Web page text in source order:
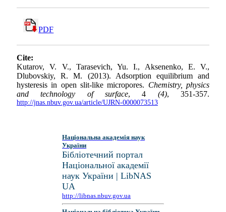
PDF
Cite:
Kutarov, V. V., Tarasevich, Yu. I., Aksenenko, E. V.,
Dlubovskiy, R. M. (2013). Adsorption equilibrium and
hysteresis in open slit-like micropores. Chemistry, physics
and technology of surface, 4 (4), 351-357.
http://jnas.nbuv.gov.ua/article/UJRN-0000073513
Національна академія наук
України
Бібліотечний портал
Національної академії
наук України | LibNAS
UA
http://libnas.nbuv.gov.ua